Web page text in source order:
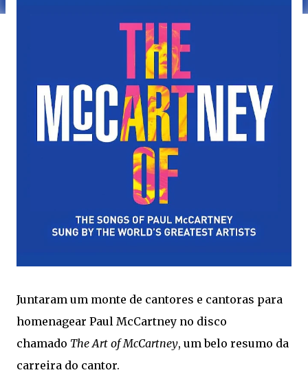
Juntaram um monte de cantores e cantoras para
homenagear Paul McCartney no disco
chamado The Art of McCartney, um belo resumo da
carreira do cantor.